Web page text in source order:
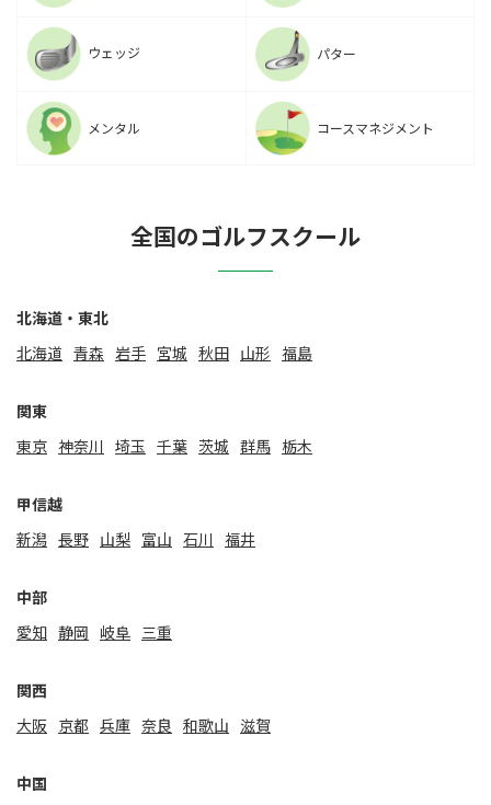
ウェッジ パター
メンタル コースマネジメント
全国のゴルフスクール
北海道・東北
北海道 ⻘森 岩手 宮城 秋田 山形 福島
関東
東京 神奈川 埼玉 千葉 茨城 群馬 栃木
甲信越
新潟 ⻑野 山梨 富山 石川 福井
中部
愛知 静岡 岐阜 三重
関⻄
大阪
京都 兵庫 奈良 和歌山 滋賀
中国